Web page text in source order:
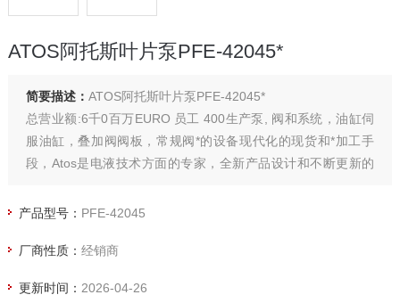
ATOS阿托斯叶片泵PFE-42045*
简要描述： ATOS阿托斯叶片泵PFE-42045*
总营业额:6千0百万EURO 员工 400生产泵, 阀和系统，油缸伺
服油缸，叠加阀阀板，常规阀*的设备现代化的现货和*加工手
段，Atos是电液技术方面的专家，全新产品设计和不断更新的
有专业技术人员加质量保证。
产品型号： PFE-42045
厂商性质： 经销商
更新时间： 2026-04-26